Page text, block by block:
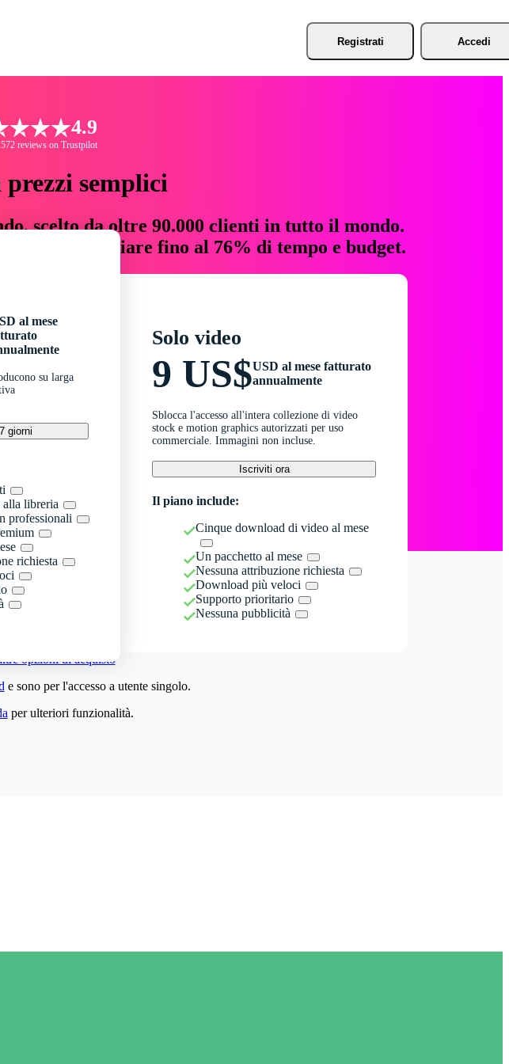
Registrati Accedi
4.9
reviews on Trustpilot
prezzi semplici
scelto da oltre 90.000 clienti in tutto il mondo.
risparmiare fino al 76% di tempo e budget.
al mese
su larga
giorni
libreria
professionali
richiesta
Solo video
9 US$USD al mese fatturato
annualmente
Sblocca l'accesso all'intera collezione di video
stock e motion graphics autorizzati per uso
commerciale. Immagini non incluse.
Iscriviti ora
Il piano include:
Cinque download di video al mese
Un pacchetto al mese
Nessuna attribuzione richiesta
Download più veloci
Supporto prioritario
Nessuna pubblicità
opzioni di acquisto
e sono per l'accesso a utente singolo.
per ulteriori funzionalità.